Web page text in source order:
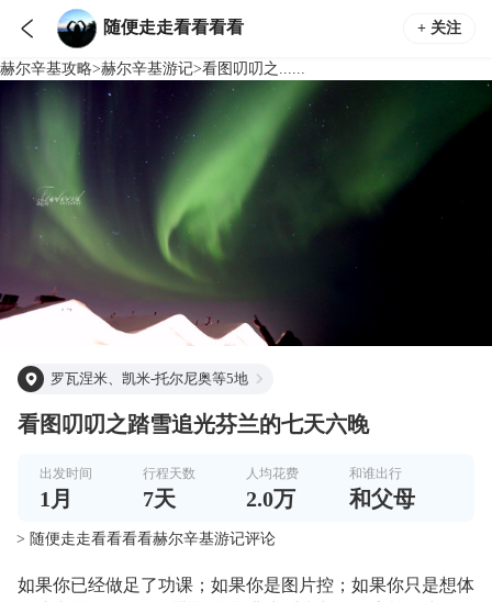
 随便走走看看看看 + 关注
赫尔辛基攻略>赫尔辛基游记>看图叨叨之......
罗瓦涅米、凯米-托尔尼奥等5地
看图叨叨之踏雪追光芬兰的七天六晚
出发时间
1 月
行程天数
7天
人均花费
2.0万
和谁出行
和父母
> 随便走走看看看看赫尔辛基游记评论
如果你已经做足了功课；如果你是图片控；如果你只是想体